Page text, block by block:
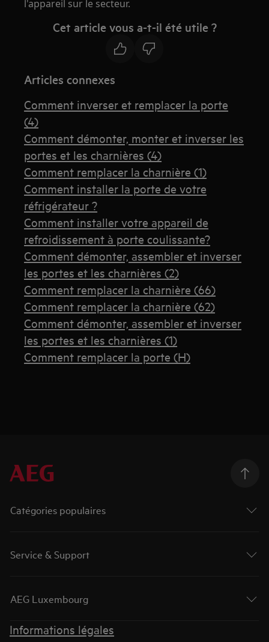
l'appareil sur le secteur.
Cet article vous a-t-il été utile ?
Articles connexes
Comment inverser et remplacer la porte
(4)
Comment démonter, monter et inverser les
portes et les charnières (4)
Comment remplacer la charnière (1)
Comment installer la porte de votre
réfrigérateur ?
Comment installer votre appareil de
refroidissement à porte coulissante?
Comment démonter, assembler et inverser
les portes et les charnières (2)
Comment remplacer la charnière (66)
Comment remplacer la charnière (62)
Comment démonter, assembler et inverser
les portes et les charnières (1)
Comment remplacer la porte (H)
Catégories populaires
Service & Support
AEG Luxembourg
Informations légales